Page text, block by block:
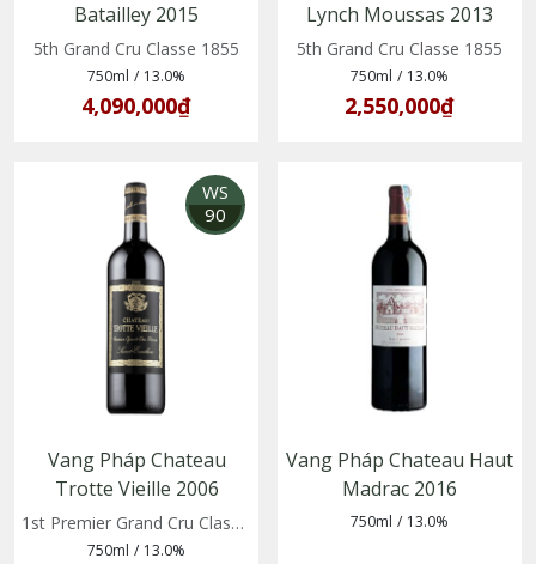
Batailley 2015
5th Grand Cru Classe 1855
750ml / 13.0%
4,090,000₫
Lynch Moussas 2013
5th Grand Cru Classe 1855
750ml / 13.0%
2,550,000₫
WS
90
Vang Pháp Chateau
Trotte Vieille 2006
1st Premier Grand Cru Classe B
750ml / 13.0%
Vang Pháp Chateau Haut
Madrac 2016
750ml / 13.0%